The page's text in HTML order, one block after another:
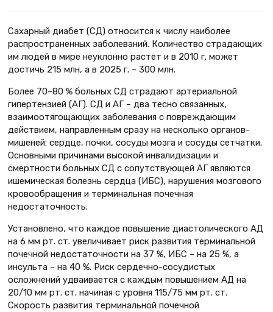
Сахарный диабет (СД) относится к числу наиболее
распространенных заболеваний. Количество страдающих
им людей в мире неуклонно растет и в 2010 г. может
достичь 215 млн, а в 2025 г. – 300 млн.
Более 70–80 % больных СД страдают артериальной
гипертензией (АГ). СД и АГ – два тесно связанных,
взаимоотягощающих заболевания с повреждающим
действием, направленным сразу на несколько органов-
мишеней: сердце, почки, сосуды мозга и сосуды сетчатки.
Основными причинами высокой инвалидизации и
смертности больных СД с сопутствующей АГ являются
ишемическая болезнь сердца (ИБС), нарушения мозгового
кровообращения и терминальная почечная
недостаточность.
Установлено, что каждое повышение диастолического АД
на 6 мм рт. ст. увеличивает риск развития терминальной
почечной недостаточности на 37 %, ИБС – на 25 %, а
инсульта – на 40 %. Риск сердечно-сосудистых
осложнений удваивается с каждым повышением АД на
20/10 мм рт. ст. начиная с уровня 115/75 мм рт. ст.
Скорость развития терминальной почечной